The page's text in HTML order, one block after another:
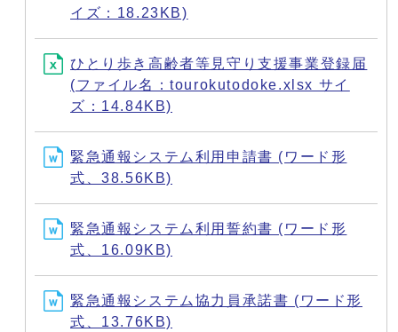
イズ：18.23KB)
ひとり歩き高齢者等見守り支援事業登録届
(ファイル名：tourokutodoke.xlsx サイ
ズ：14.84KB)
緊急通報システム利用申請書 (ワード形
式、38.56KB)
緊急通報システム利用誓約書 (ワード形
式、16.09KB)
緊急通報システム協力員承諾書 (ワード形
式、13.76KB)